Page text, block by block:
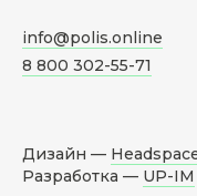
info@polis.online
8 800 302-55-71
Дизайн —
Разработка — UP-IM